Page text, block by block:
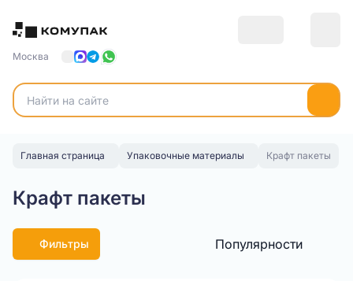
Москва
Главная страница Упаковочные материалы Крафт пакеты
Крафт пакеты
Фильтры Популярности